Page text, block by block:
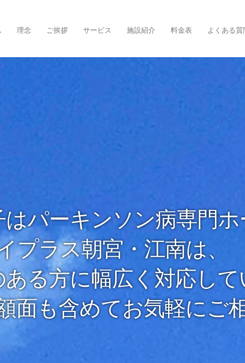
理念 ご挨拶 サービス 施設紹介 料金表 よくある質
パーキンソン病専門ホ
プラス朝宮・江南は、
る方に幅広く対応して
面も含めてお気軽にご